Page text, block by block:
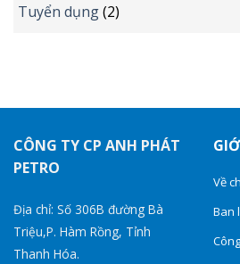
Tuyển dụng(2)
CÔNG TY CP ANH PHÁT
PETRO
Địa chỉ: Số 306B đường Bà
Triệu,P. Hàm Rồng, Tỉnh
Thanh Hóa.
Về
Ban